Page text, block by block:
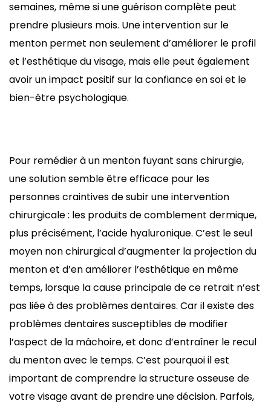
semaines, même si une guérison complète peut
prendre plusieurs mois. Une intervention sur le
menton permet non seulement d’améliorer le profil
et l’esthétique du visage, mais elle peut également
avoir un impact positif sur la confiance en soi et le
bien-être psychologique.
Pour remédier à un menton fuyant sans chirurgie,
une solution semble être efficace pour les
personnes craintives de subir une intervention
chirurgicale : les produits de comblement dermique,
plus précisément, l’acide hyaluronique. C’est le seul
moyen non chirurgical d’augmenter la projection du
menton et d’en améliorer l’esthétique en même
temps, lorsque la cause principale de ce retrait n’est
pas liée à des problèmes dentaires. Car il existe des
problèmes dentaires susceptibles de modifier
l’aspect de la mâchoire, et donc d’entraîner le recul
du menton avec le temps. C’est pourquoi il est
important de comprendre la structure osseuse de
votre visage avant de prendre une décision. Parfois,